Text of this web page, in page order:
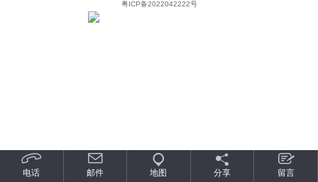
粤ICP备2022042222号
电话 邮件 地图 分享 留言